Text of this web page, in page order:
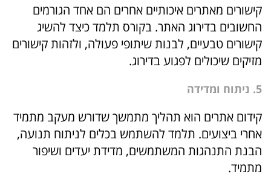
קישורים מאתרים איכותיים אחרים הם אחד הגורמים
החשובים בדירוג האתר. בקורס תלמד כיצד להשיג
קישורים טבעיים, לבנות שיתופי פעולה, ולזהות קישורים
מזיקים שיכולים לפגוע בדירוג.
5. ניתוח ומדידה
קידום אתרים הוא תהליך מתמשך שדורש מעקב מתמיד
אחרי ביצועים. תלמד להשתמש בכלים לניתוח תנועה,
הבנת התנהגות המשתמשים, מדידת יעדים ושיפור
מתמיד.